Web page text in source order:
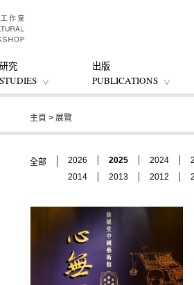
研究
STUDIES
出版
PUBLICATIONS
主頁 > 展覽
全部 2026 2025 2024
2014
2013 2012